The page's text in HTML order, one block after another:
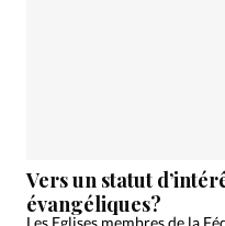
Vers un statut
évangéliques?
Les Eglises membres de la